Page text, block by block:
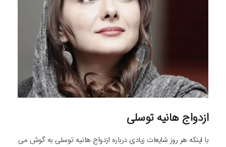
ازدواج هانیه توسلی
با اینکه هر روز شایعات زیادی درباره ازدواج هانیه توسلی به گوش می